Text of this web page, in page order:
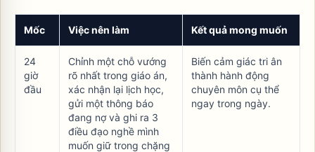
Mốc Việc nên làm Kết quả mong muốn
24
giờ
đầu
Chỉnh một chỗ vướng
rõ nhất trong giáo án,
xác nhận lại lịch học,
gửi một thông báo
đang nợ và ghi ra 3
điều đạo nghề mình
muốn giữ trong chặng
Biến cảm giác tri ân
thành hành động
chuyên môn cụ thể
ngay trong ngày.